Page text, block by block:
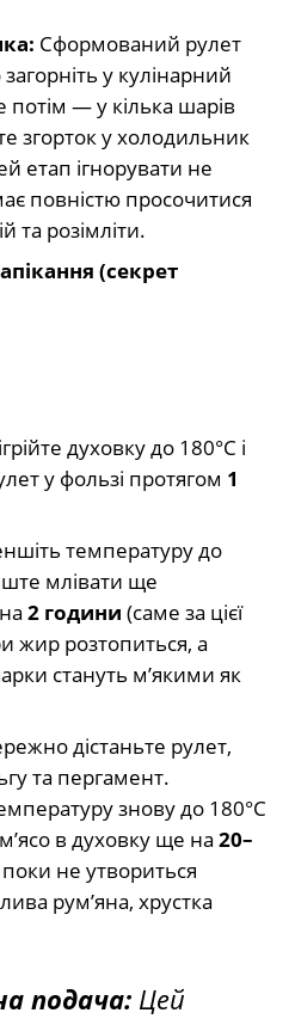
Сформований рулет
у кулінарний
— у кілька шарів
згорток у холодильник
етап ігнорувати не
повністю просочитися
та розімліти.
(секрет
духовку до 180°C і
у фользі протягом 1
температуру до
млівати ще
2 години (саме за цієї
жир розтопиться, а
стануть м’якими як
дістаньте рулет,
та пергамент.
знову до 180°C
в духовку ще на 20–
поки не утвориться
рум’яна, хрустка
подача: Цей